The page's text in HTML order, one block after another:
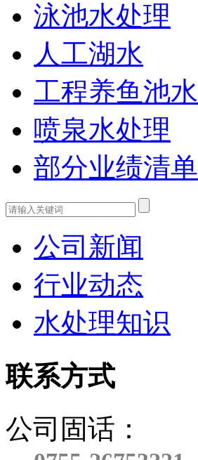
泳池水处理
人工湖水
工程养鱼池水
喷泉水处理
部分业绩清单
公司新闻
行业动态
水处理知识
联系方式
公司固话：